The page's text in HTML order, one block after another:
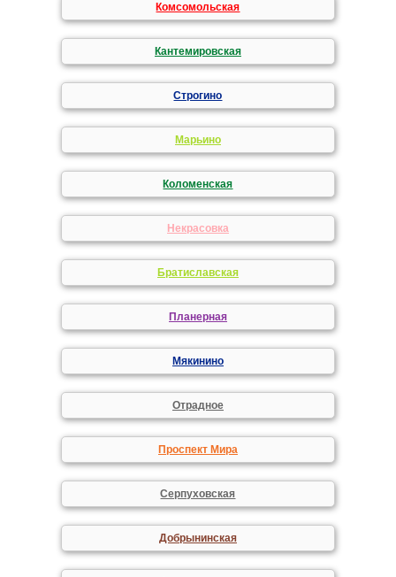
Комсомольская
Кантемировская
Строгино
Марьино
Коломенская
Некрасовка
Братиславская
Планерная
Мякинино
Отрадное
Проспект Мира
Серпуховская
Добрынинская